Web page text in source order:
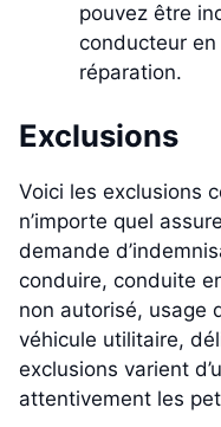
pouvez être
conducteur
réparation.
Exclusions
Voici les exclusions
n’importe quel
demande
conduire, conduite
non autorisé, usage
véhicule utilitaire,
exclusions varient
attentivement les